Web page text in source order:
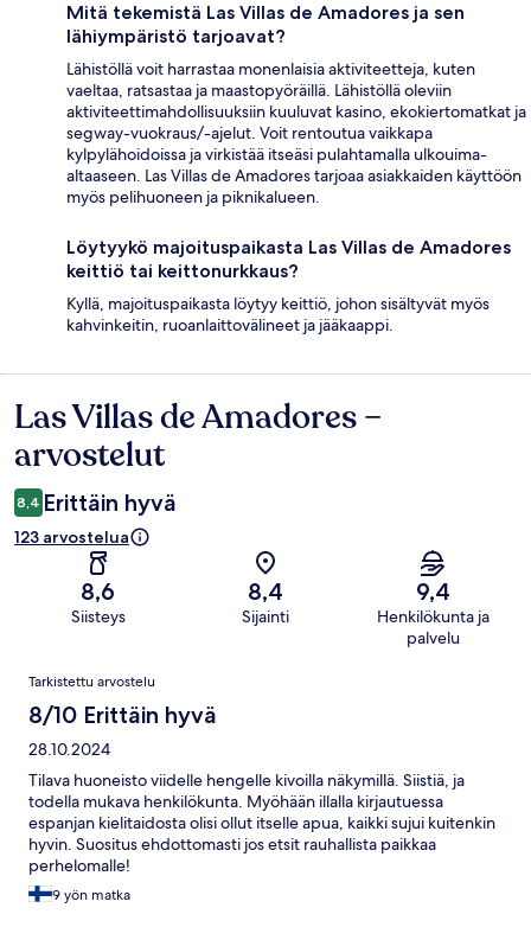
Mitä tekemistä Las Villas de Amadores ja sen
lähiympäristö tarjoavat?
Lähistöllä voit harrastaa monenlaisia aktiviteetteja, kuten
vaeltaa, ratsastaa ja maastopyöräillä. Lähistöllä oleviin
aktiviteettimahdollisuuksiin kuuluvat kasino, ekokiertomatkat ja
segway-vuokraus/-ajelut. Voit rentoutua vaikkapa
kylpylähoidoissa ja virkistää itseäsi pulahtamalla ulkouima-
altaaseen. Las Villas de Amadores tarjoaa asiakkaiden käyttöön
myös pelihuoneen ja piknikalueen.
Löytyykö majoituspaikasta Las Villas de Amadores
keittiö tai keittonurkkaus?
Kyllä, majoituspaikasta löytyy keittiö, johon sisältyvät myös
kahvinkeitin, ruoanlaittovälineet ja jääkaappi.
Arvostelut
Las Villas de Amadores –
arvostelut
8,4 Erittäin hyvä
123 arvostelua
8,6
Siisteys
8,4
Sijainti
9,4
Henkilökunta ja
palvelu
Arvostelut
Tarkistettu arvostelu
8/10 Erittäin hyvä
28.10.2024
Tilava huoneisto viidelle hengelle kivoilla näkymillä. Siistiä, ja
todella mukava henkilökunta. Myöhään illalla kirjautuessa
espanjan kielitaidosta olisi ollut itselle apua, kaikki sujui kuitenkin
hyvin. Suositus ehdottomasti jos etsit rauhallista paikkaa
perhelomalle!
9 yön matka